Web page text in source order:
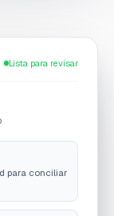
Lista para revisar
para conciliar